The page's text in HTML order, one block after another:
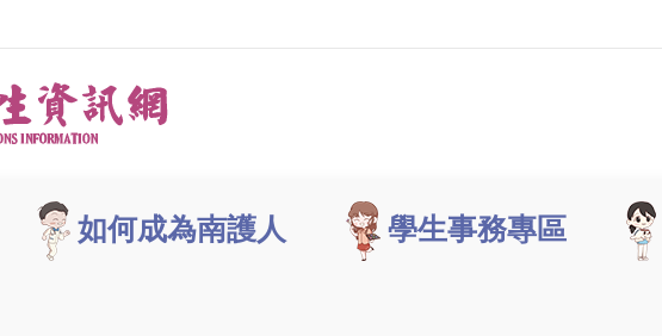
如何成為南護人 學生事務專區